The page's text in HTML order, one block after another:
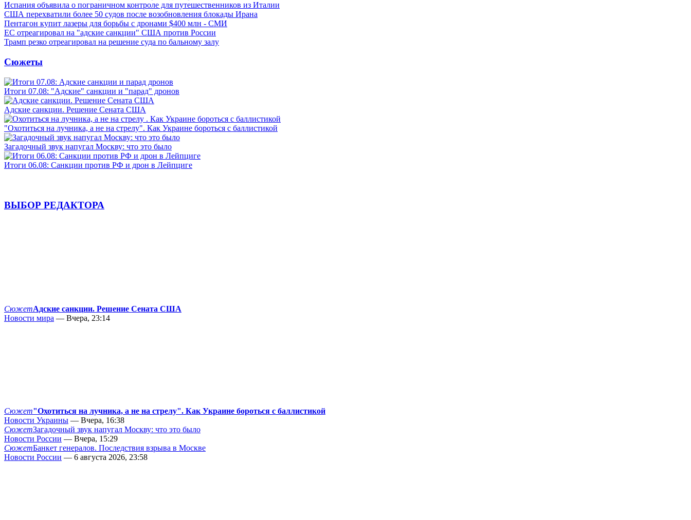
Испания объявила о пограничном контроле для путешественников из Италии
США перехватили более 50 судов после возобновления блокады Ирана
Пентагон купит лазеры для борьбы с дронами $400 млн - СМИ
ЕС отреагировал на "адские санкции" США против России
Трамп резко отреагировал на решение суда по бальному залу
Сюжеты
Итоги 07.08: "Адские" санкции и "парад" дронов
Адские санкции. Решение Сената США
"Охотиться на лучника, а не на стрелу". Как Украине бороться с баллистикой
Загадочный звук напугал Москву: что это было
Итоги 06.08: Санкции против РФ и дрон в Лейпциге
ВЫБОР РЕДАКТОРА
СюжетАдские санкции. Решение Сената США
Новости мира — Вчера, 23:14
Сюжет"Охотиться на лучника, а не на стрелу". Как Украине бороться с баллистикой
Новости Украины — Вчера, 16:38
СюжетЗагадочный звук напугал Москву: что это было
Новости России — Вчера, 15:29
СюжетБанкет генералов. Последствия взрыва в Москве
Новости России — 6 августа 2026, 23:58